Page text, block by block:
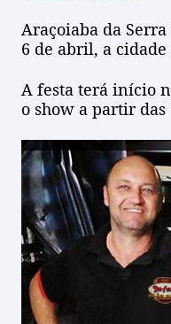
Araçoiaba da
6 de abril, a
A festa terá início
o show a partir das